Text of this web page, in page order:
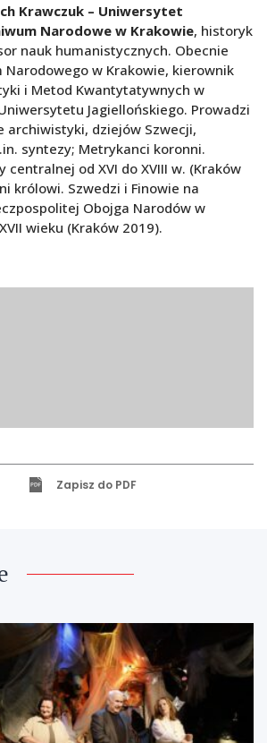
Krawczuk – Uniwersytet
Narodowe w Krakowie, historyk
nauk humanistycznych. Obecnie
w Krakowie, kierownik
i Metod Kwantytatywnych w
Jagiellońskiego. Prowadzi
archiwistyki, dziejów Szwecji,
syntezy; Metrykanci koronni.
centralnej od XVI do XVIII w. (Kraków
królowi. Szwedzi i Finowie na
Obojga Narodów w
wieku (Kraków 2019).
Zapisz do PDF